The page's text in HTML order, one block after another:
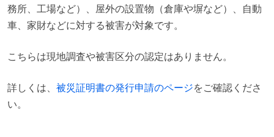
務所、工場など）、屋外の設置物（倉庫や塀など）、自動
車、家財などに対する被害が対象です。
こちらは現地調査や被害区分の認定はありません。
詳しくは、 被災証明書の発行申請のページをご確認くださ
い。